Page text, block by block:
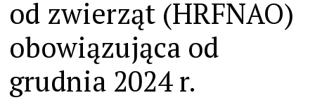
od zwierząt (HRFNAO)
obowiązująca od
grudnia 2024 r.